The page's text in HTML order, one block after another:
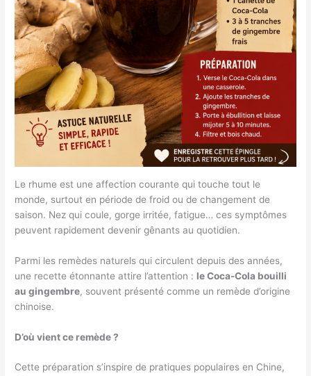
Le rhume est une affection courante qui touche tout le
monde, surtout en période de froid ou de changement de
saison. Nez qui coule, gorge irritée, fatigue… ces symptômes
peuvent rapidement devenir gênants au quotidien.
Parmi les remèdes naturels qui circulent depuis des années,
une recette étonnante attire l’attention : le Coca-Cola bouilli
au gingembre, souvent présenté comme un remède d’origine
chinoise.
D’où vient ce remède ?
Cette préparation s’inspire de pratiques populaires en Chine,